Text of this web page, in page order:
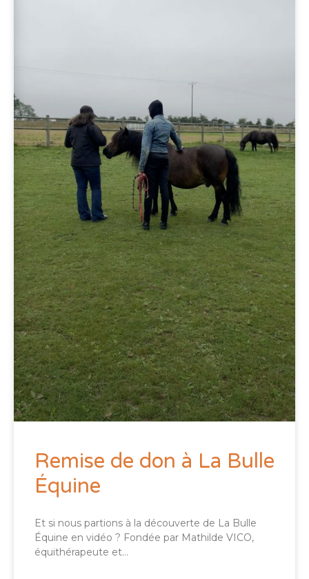
Remise de don à La Bulle
Équine
Et si nous partions à la découverte de La Bulle
Équine en vidéo ? Fondée par Mathilde VICO,
équithérapeute et…